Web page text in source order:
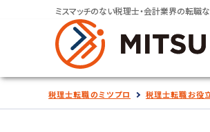
ミスマッチのない税理士・会計業界の転職
税理士転職のミツプロ 税理士転職お役